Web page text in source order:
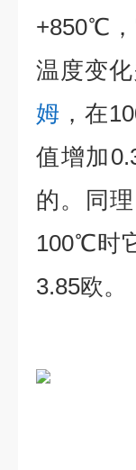
+850℃，
温度变
姆 ，在
值增加
的。同理
100℃时
3.85欧。